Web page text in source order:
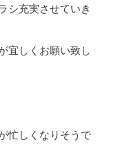
シ充実させていき
宜しくお願い致し
忙しくなりそうで